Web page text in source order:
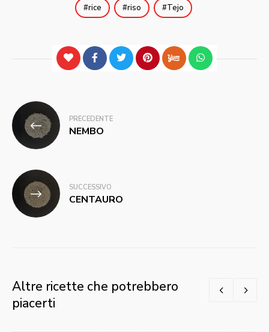
rice riso Tejo
Navigazione
articoli
PRECEDENTE
NEMBO
SUCCESSIVO
CENTAURO
Altre ricette che potrebbero
piacerti